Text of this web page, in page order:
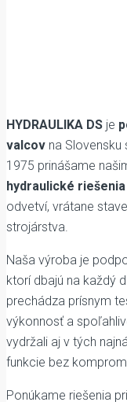
HYDRAULIKA DS je
valcov na
1975 prinášame
hydraulické riešenia
odvetví, vrátane
strojárstva.
Naša výroba je
ktorí dbajú na každý
prechádza prísnym
výkonnosť a
vydržali aj v tých
funkcie bez
Ponúkame riešenia